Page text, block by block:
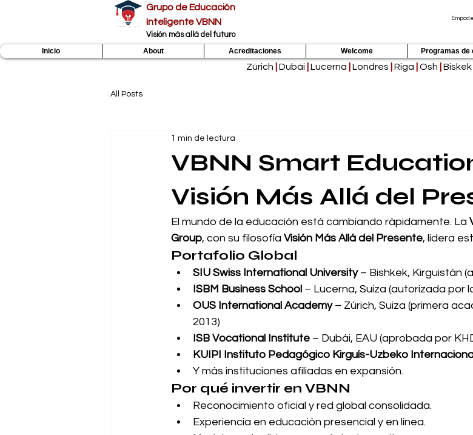
Grupo de Educación
Inteligente VBNN
​Visión más allá del futuro
Inicio About Acreditaciones Welcome Programas de
Zúrich Dubái Lucerna Londres Riga Osh Biskek
All Posts
VBNN Smart
Visión Más Allá del
1 min de lectura
El mundo de la educación está cambiando rápidamente. La
Group, con su filosofía Visión Más Allá del Presente, lidera
Portafolio Global
SIU Swiss International University – Bishkek, Kirguistán
ISBM Business School – Lucerna, Suiza (autorizada por
OUS International Academy – Zúrich, Suiza (primera
2013)
ISB Vocational Institute – Dubái, EAU (aprobada por
KUIPI Instituto Pedagógico Kirguís-Uzbeko
Y más instituciones afiliadas en expansión.
Por qué invertir en VBNN
Reconocimiento oficial y red global consolidada.
Experiencia en educación presencial y en línea.